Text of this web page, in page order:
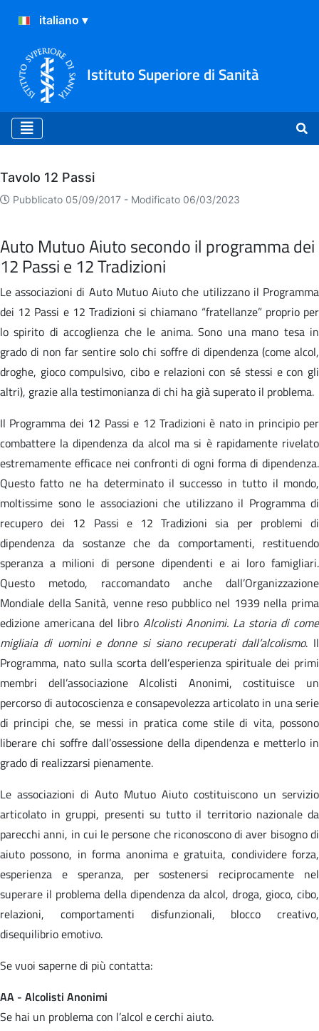
Istituto Superiore di Sanità
Archivio
Tavolo 12 Passi
Pubblicato 05/09/2017 - Modificato 06/03/2023
Auto Mutuo Aiuto secondo il programma dei
12 Passi e 12 Tradizioni
Le associazioni di Auto Mutuo Aiuto che utilizzano il Programma
dei 12 Passi e 12 Tradizioni si chiamano “fratellanze” proprio per
lo spirito di accoglienza che le anima. Sono una mano tesa in
grado di non far sentire solo chi soffre di dipendenza (come alcol,
droghe, gioco compulsivo, cibo e relazioni con sé stessi e con gli
altri), grazie alla testimonianza di chi ha già superato il problema.
Il Programma dei 12 Passi e 12 Tradizioni è nato in principio per
combattere la dipendenza da alcol ma si è rapidamente rivelato
estremamente efficace nei confronti di ogni forma di dipendenza.
Questo fatto ne ha determinato il successo in tutto il mondo,
moltissime sono le associazioni che utilizzano il Programma di
recupero dei 12 Passi e 12 Tradizioni sia per problemi di
dipendenza da sostanze che da comportamenti, restituendo
speranza a milioni di persone dipendenti e ai loro famigliari.
Questo metodo, raccomandato anche dall’Organizzazione
Mondiale della Sanità, venne reso pubblico nel 1939 nella prima
edizione americana del libro Alcolisti Anonimi. La storia di come
migliaia di uomini e donne si siano recuperati dall’alcolismo. Il
Programma, nato sulla scorta dell’esperienza spirituale dei primi
membri dell’associazione Alcolisti Anonimi, costituisce un
percorso di autocoscienza e consapevolezza articolato in una serie
di principi che, se messi in pratica come stile di vita, possono
liberare chi soffre dall’ossessione della dipendenza e metterlo in
grado di realizzarsi pienamente.
Le associazioni di Auto Mutuo Aiuto costituiscono un servizio
articolato in gruppi, presenti su tutto il territorio nazionale da
parecchi anni, in cui le persone che riconoscono di aver bisogno di
aiuto possono, in forma anonima e gratuita, condividere forza,
esperienza e speranza, per sostenersi reciprocamente nel
superare il problema della dipendenza da alcol, droga, gioco, cibo,
relazioni, comportamenti disfunzionali, blocco creativo,
disequilibrio emotivo.
Se vuoi saperne di più contatta:
AA - Alcolisti Anonimi
Se hai un problema con l’alcol e cerchi aiuto.